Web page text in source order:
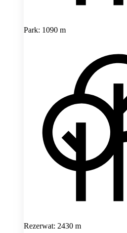
Park: 1090 m
Rezerwat: 2430 m